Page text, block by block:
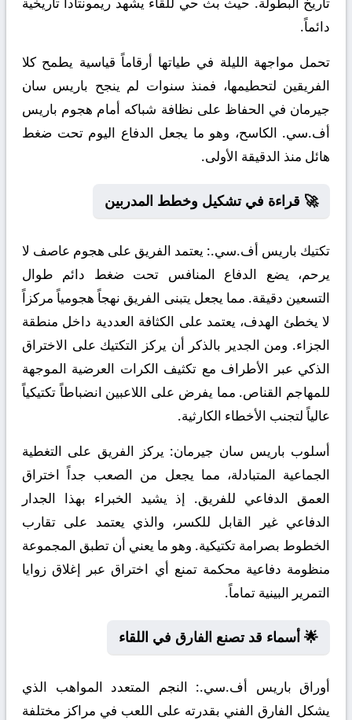
دائماً.
تحمل مواجهة الليلة في طياتها أرقاماً قياسية يطمح كلا
الفريقين لتحطيمها، فمنذ سنوات لم ينجح باريس سان
جيرمان في الحفاظ على نظافة شباكه أمام هجوم باريس
أف.سي. الكاسح، وهو ما يجعل الدفاع اليوم تحت ضغط
هائل منذ الدقيقة الأولى.
🚀 قراءة في تشكيل وخطط المدربين
تكتيك باريس أف.سي.: يعتمد الفريق على هجوم عاصف لا
يرحم، يضع الدفاع المنافس تحت ضغط دائم طوال
التسعين دقيقة. مما يجعل يتبنى الفريق نهجاً هجومياً مركزاً
لا يخطئ الهدف، يعتمد على الكثافة العددية داخل منطقة
الجزاء. ومن الجدير بالذكر أن يركز التكتيك على الاختراق
الذكي عبر الأطراف مع تكثيف الكرات العرضية الموجهة
للمهاجم القناص. مما يفرض على اللاعبين انضباطاً تكتيكياً
عالياً لتجنب الأخطاء الكارثية.
أسلوب باريس سان جيرمان: يركز الفريق على التغطية
الجماعية المتبادلة، مما يجعل من الصعب جداً اختراق
العمق الدفاعي للفريق. إذ يشيد الخبراء بهذا الجدار
الدفاعي غير القابل للكسر، والذي يعتمد على تقارب
الخطوط بصرامة تكتيكية. وهو ما يعني أن تطبق المجموعة
منظومة دفاعية محكمة تمنع أي اختراق عبر إغلاق زوايا
التمرير البينية تماماً.
🌟 أسماء قد تصنع الفارق في اللقاء
أوراق باريس أف.سي.: النجم المتعدد المواهب الذي
يشكل الفارق الفني بقدرته على اللعب في مراكز مختلفة